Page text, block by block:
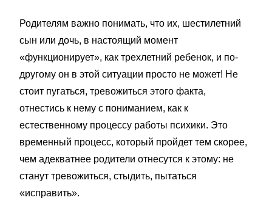
Родителям важно понимать, что их, шестилетний
сын или дочь, в настоящий момент
«функционирует», как трехлетний ребенок, и по-
другому он в этой ситуации просто не может! Не
стоит пугаться, тревожиться этого факта,
отнестись к нему с пониманием, как к
естественному процессу работы психики. Это
временный процесс, который пройдет тем скорее,
чем адекватнее родители отнесутся к этому: не
станут тревожиться, стыдить, пытаться
«исправить».